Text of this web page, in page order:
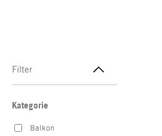
Filter
Kategorie
Balkon